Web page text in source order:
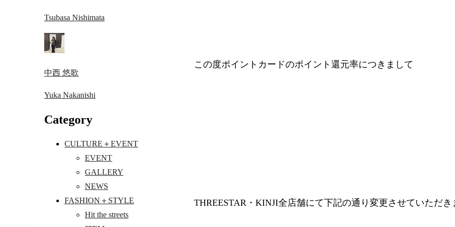
Tsubasa Nishimata
中西 悠歌
Yuka Nakanishi
Category
CULTURE＋EVENT
EVENT
GALLERY
NEWS
FASHION＋STYLE
Hit the streets
この度ポイントカードのポイント還元率につきまして
THREESTAR・KINJI全店舗にて下記の通り変更させていただき